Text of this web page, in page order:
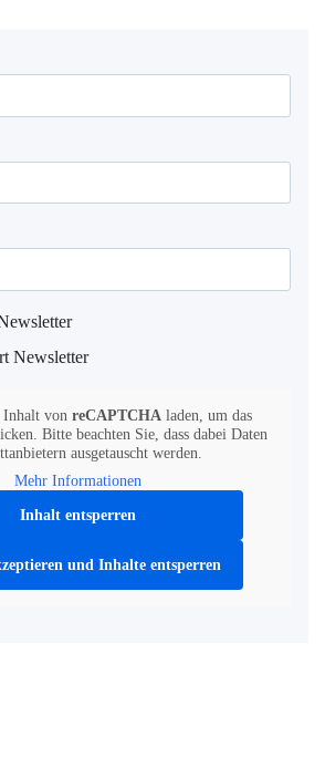
Newsletter
Inhalt von reCAPTCHA laden, um das
Bitte beachten Sie, dass dabei Daten
ausgetauscht werden.
Mehr Informationen
Inhalt entsperren
und Inhalte entsperren